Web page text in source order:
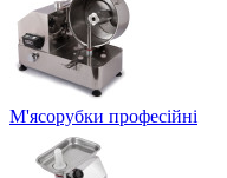
М'ясорубки професійні